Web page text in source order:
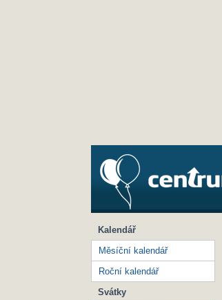
Kalendář
Měsíční kalendář
Roční kalendář
Svátky